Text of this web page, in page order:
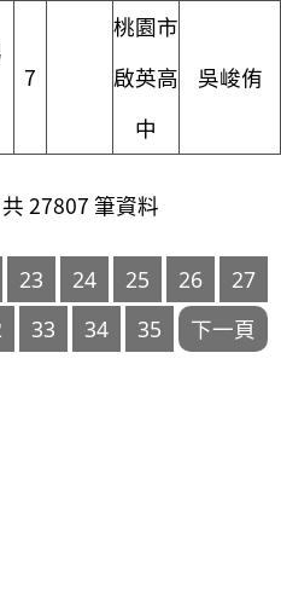
7
桃園市
啟英高
中
吳峻侑
27807 筆資料